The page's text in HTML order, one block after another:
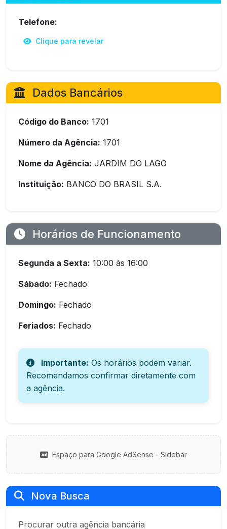
Telefone:
Clique para revelar
Dados Bancários
Código do Banco: 1701
Número da Agência: 1701
Nome da Agência: JARDIM DO LAGO
Instituição: BANCO DO BRASIL S.A.
Horários de Funcionamento
Segunda a Sexta: 10:00 às 16:00
Sábado: Fechado
Domingo: Fechado
Feriados: Fechado
Importante: Os horários podem variar.
Recomendamos confirmar diretamente com
a agência.
Espaço para Google AdSense - Sidebar
Nova Busca
Procurar outra agência bancária